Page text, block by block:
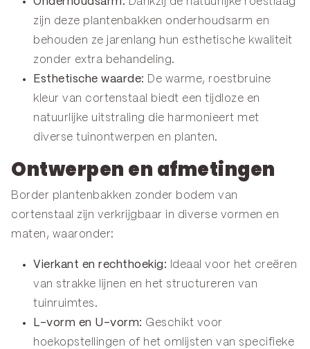
zijn deze plantenbakken onderhoudsarm en
behouden ze jarenlang hun esthetische kwaliteit
zonder extra behandeling.
Esthetische waarde: De warme, roestbruine
kleur van cortenstaal biedt een tijdloze en
natuurlijke uitstraling die harmonieert met
diverse tuinontwerpen en planten.
Ontwerpen en afmetingen
Border plantenbakken zonder bodem van
cortenstaal zijn verkrijgbaar in diverse vormen en
maten, waaronder:
Vierkant en rechthoekig: Ideaal voor het creëren
van strakke lijnen en het structureren van
tuinruimtes.
L-vorm en U-vorm: Geschikt voor
hoekopstellingen of het omlijsten van specifieke